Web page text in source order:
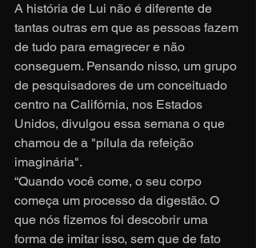
A história de Lui não é diferente de
tantas outras em que as pessoas fazem
de tudo para emagrecer e não
conseguem. Pensando nisso, um grupo
de pesquisadores de um conceituado
centro na Califórnia, nos Estados
Unidos, divulgou essa semana o que
chamou de a "pílula da refeição
imaginária".
“Quando você come, o seu corpo
começa um processo da digestão. O
que nós fizemos foi descobrir uma
forma de imitar isso, sem que de fato